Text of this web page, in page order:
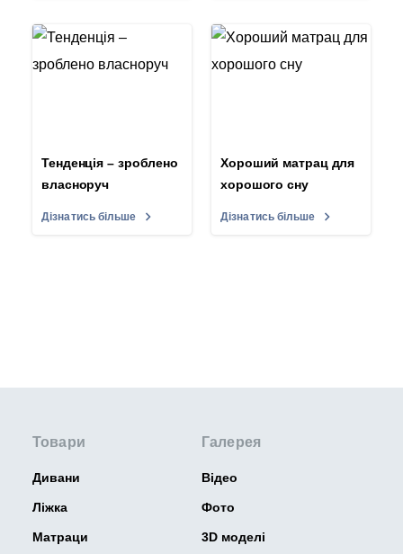
Тенденція – зроблено
власноруч
Дізнатись більше
Хороший матрац для
хорошого сну
Дізнатись більше
Товари
Дивани
Ліжка
Матраци
Галерея
Відео
Фото
3D моделі